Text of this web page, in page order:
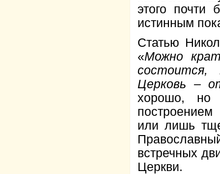
этого почти
истинным
Статью
«Можно
состоится,
Церковь –
хорошо, но
или лишь
встречных
Церкви.